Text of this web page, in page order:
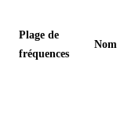
Plage de
fréquences
Nom